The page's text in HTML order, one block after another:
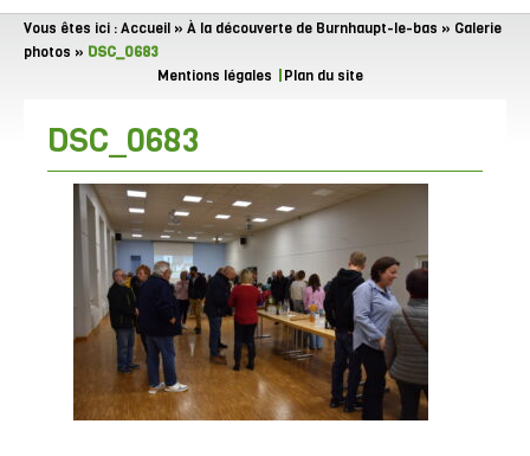
Vous êtes ici :Accueil » À la découverte de Burnhaupt-le-bas » Galerie
photos » DSC_0683
Mentions légales
Plan du site
DSC_0683